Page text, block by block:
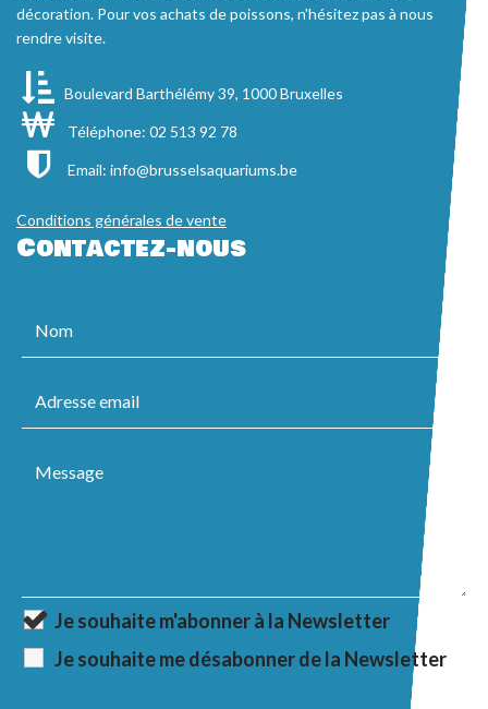
décoration. Pour vos achats de poissons, n'hésitez pas à nous
rendre visite.
Boulevard Barthélémy 39, 1000 Bruxelles
Téléphone: 02 513 92 78
Email: info@brusselsaquariums.be
Conditions générales de vente
Contactez-nous
Je souhaite m'abonner à la Newsletter
Je souhaite me désabonner de la Newsletter